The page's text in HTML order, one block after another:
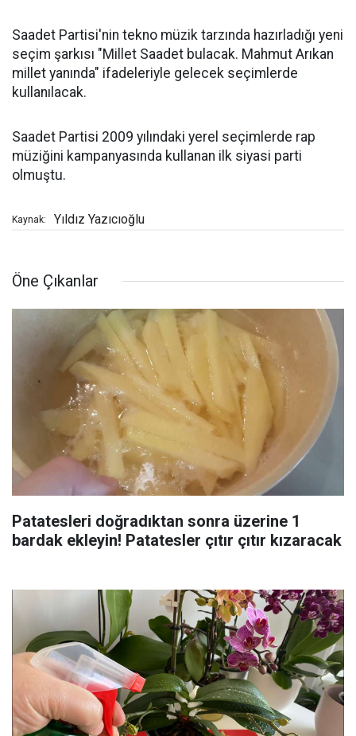
Saadet Partisi'nin tekno müzik tarzında hazırladığı yeni
seçim şarkısı "Millet Saadet bulacak. Mahmut Arıkan
millet yanında" ifadeleriyle gelecek seçimlerde
kullanılacak.
Saadet Partisi 2009 yılındaki yerel seçimlerde rap
müziğini kampanyasında kullanan ilk siyasi parti
olmuştu.
Kaynak: Yıldız Yazıcıoğlu
Öne Çıkanlar
Patatesleri doğradıktan sonra üzerine 1
bardak ekleyin! Patatesler çıtır çıtır kızaracak